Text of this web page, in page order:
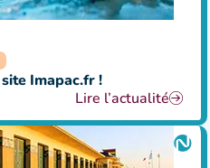
Imapac.fr !
Lire l’actualité